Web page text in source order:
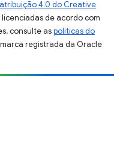
4.0 do Creative
de acordo com
consulte aspolíticas do
registrada da Oracle